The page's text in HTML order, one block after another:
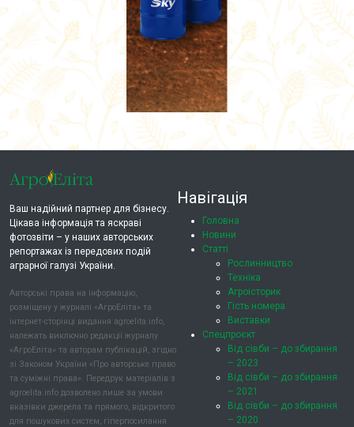
Ваш надійний партнер для бізнесу.
Цікава інформація та яскраві
фотозвіти – у наших авторських
репортажах із передових подій
аграрної галузі України.
Авторські права на інформацію,
розміщену у журналі «АгроЕліта» та
інтернет-сторінці видання agroelita.info,
належать виключно редакції журналу
«АгроЕліта» та авторам публікацій, згідно
зі Законом України «Про авторське право
та суміжні права». Передрук матеріалів з
agroelita.info дозволено лише за умови
вказівки джерела та прямого, відкритого
для пошукових систем, гіперпосилання
Навігація
Головна
Новини
Статті
Рослинництво
Техніка
Агроісторик
Гість номера
Виставки
Спецпроєкт
Від сівби – до збирання
– 2023
Від сівби – до збирання
– 2021
Від сівби – до збирання
– 2020